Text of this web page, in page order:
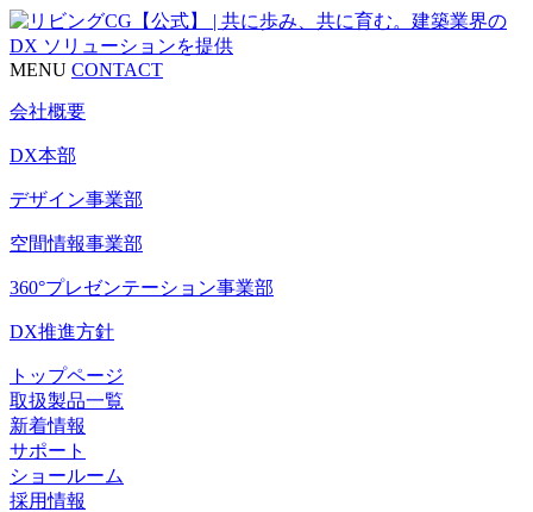
MENU CONTACT
会社概要
DX本部
デザイン事業部
空間情報事業部
360°プレゼンテーション事業部
DX推進方針
トップページ
取扱製品一覧
新着情報
サポート
ショールーム
採用情報